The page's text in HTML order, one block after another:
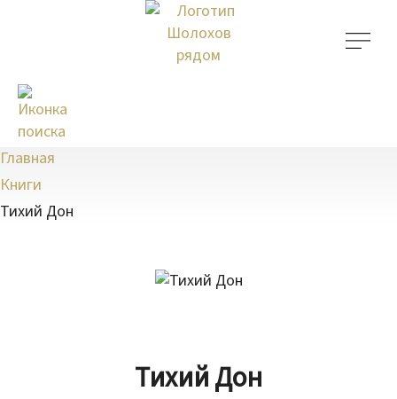
Главная
Книги
Тихий Дон
Тихий Дон